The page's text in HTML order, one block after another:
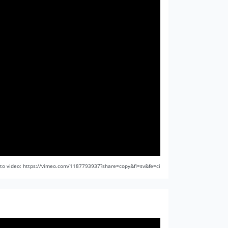
video: https://vimeo.com/1187793937?share=copy&fl=sv&fe=ci